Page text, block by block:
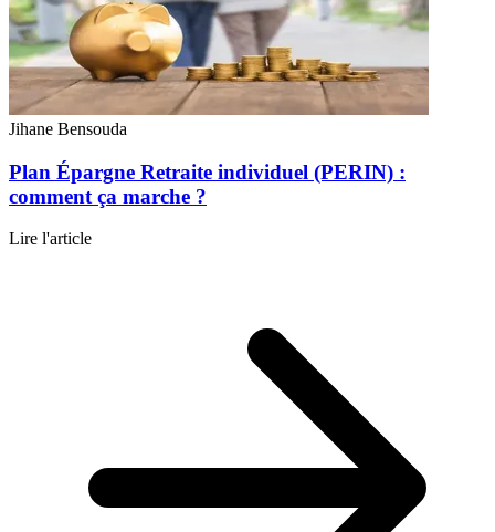
Jihane Bensouda
Plan Épargne Retraite individuel (PERIN) :
comment ça marche ?
Lire l'article